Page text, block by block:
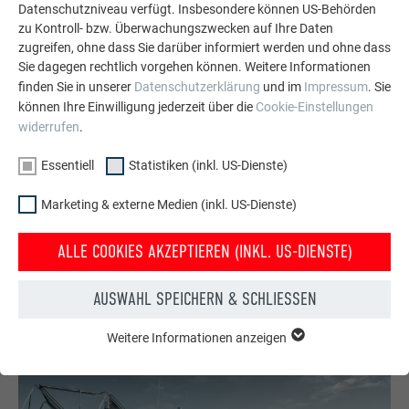
Montagezeit durch ein Foliendach vor wechselhaftem Wetter
geschützt wurde. Ziel war es, eine „schöne, akkurate
Oberfläche“ mit einem nahtlosen Übergang von Dachund
Fassadezu schaffen. Dies konnte das Handwerkerteam in
solch hoher Qualität bewerkstelligen, dass das Aluminium
auf Dach und Fassade „einer Haut gleicht, die einen Körper
Material:
Dachschindel DS.19,Siding
P.10 Anthrazit
Datenschutzniveau verfügt. Insbesondere können US-Behörden
zu Kontroll- bzw. Überwachungszwecken auf Ihre Daten
zugreifen, ohne dass Sie darüber informiert werden und ohne dass
Sie dagegen rechtlich vorgehen können. Weitere Informationen
finden Sie in unserer Datenschutzerklärung und im Impressum. Sie
können Ihre Einwilligung jederzeit über die Cookie-Einstellungen
widerrufen.
Essentiell Statistiken (inkl. US-Dienste)
Marketing & externe Medien (inkl. US-Dienste)
ALLE COOKIES AKZEPTIEREN (INKL. US-DIENSTE)
AUSWAHL SPEICHERN & SCHLIESSEN
Funktionen der Website benötigt. Dadurch ist gewährleistet,
dass die Website einwandfrei funktioniert.
Weitere Informationen anzeigen